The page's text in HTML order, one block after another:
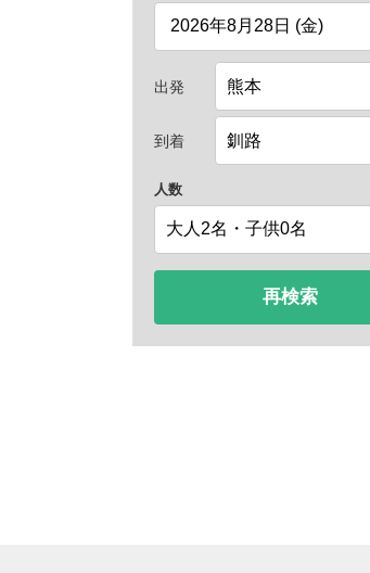
出発
到着
人数
再検索